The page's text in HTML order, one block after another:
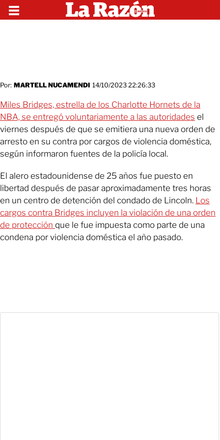
Por: MARTELL NUCAMENDI 14/10/2023 22:26:33
Miles Bridges, estrella de los Charlotte Hornets de la
NBA, se entregó voluntariamente a las autoridades el
viernes después de que se emitiera una nueva orden de
arresto en su contra por cargos de violencia doméstica,
según informaron fuentes de la policía local.
El alero estadounidense de 25 años fue puesto en
libertad después de pasar aproximadamente tres horas
en un centro de detención del condado de Lincoln. Los
cargos contra Bridges incluyen la violación de una orden
de protección que le fue impuesta como parte de una
condena por violencia doméstica el año pasado.